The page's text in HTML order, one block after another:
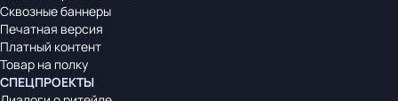
Сквозные баннеры
Печатная версия
Платный контент
Товар на полку
СПЕЦПРОЕКТЫ